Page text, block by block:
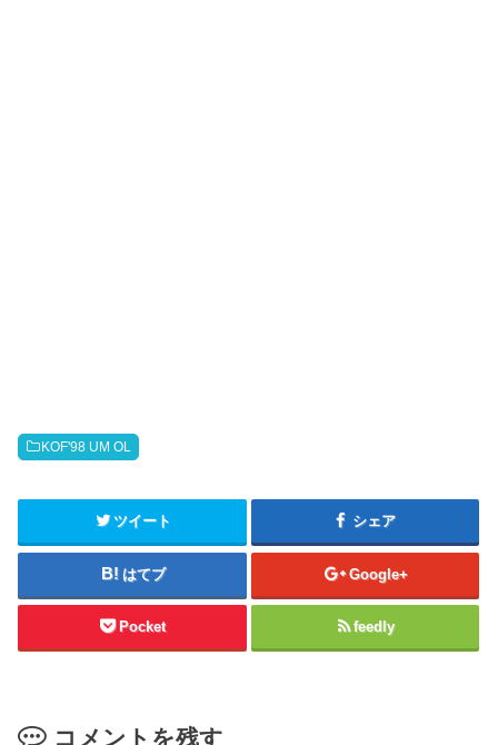
KOF'98 UM OL
ツイート シェア
はてブ Google+
Pocket feedly
コメントを残す